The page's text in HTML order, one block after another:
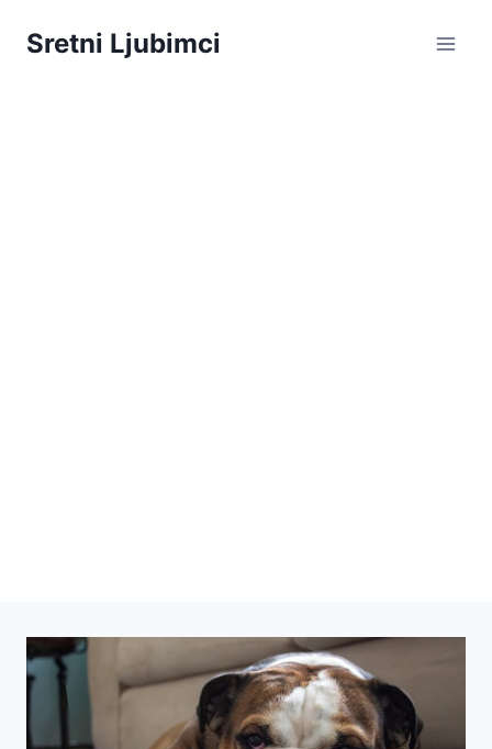
Sretni Ljubimci